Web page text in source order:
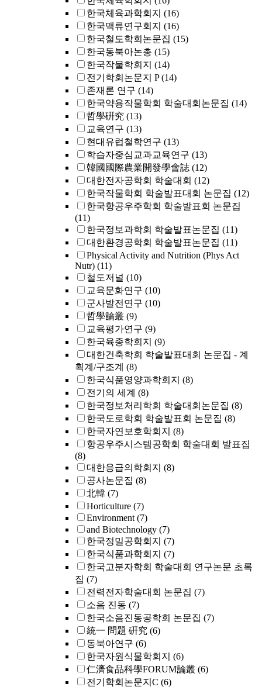
한국체육과학회지 (16)
한국맥류연구회지 (16)
한국철도학회논문집 (15)
한국동북아논총 (15)
한국작물학회지 (14)
전기학회논문지 P (14)
존재론 연구 (14)
한국약용작물학회 학술대회논문집 (14)
哲學硏究 (13)
교육연구 (13)
현대유럽철학연구 (13)
학습자중심교과교육연구 (13)
韓國國際農業開發學會誌 (12)
대한전자공학회 학술대회 (12)
한국작물학회 학술발표대회 논문집 (12)
한국항공우주학회 학술발표회 논문집
(11)
한국정보과학회 학술발표논문집 (11)
대한환경공학회 학술발표논문집 (11)
Physical Activity and Nutrition (Phys Act
Nutr) (11)
철도저널 (10)
교육문화연구 (10)
군사발전연구 (10)
哲學論叢 (9)
교육평가연구 (9)
한국육종학회지 (9)
대한건축학회 학술발표대회 논문집 - 계
획계/구조계 (8)
한국식품영양과학회지 (8)
전기의 세계 (8)
한국정보처리학회 학술대회논문집 (8)
한국도로학회 학술발표회 논문집 (8)
한국자연보호학회지 (8)
항공우주시스템공학회 학술대회 발표집
(8)
대한응급의학회지 (8)
공사논문집 (8)
北韓 (7)
Horticulture (7)
Environment (7)
and Biotechnology (7)
한국정밀공학회지 (7)
한국식품과학회지 (7)
한국고분자학회 학술대회 연구논문 초록
집 (7)
전력전자학술대회 논문집 (7)
소음 진동 (7)
한국소음진동공학회 논문집 (7)
統一 問題 硏究 (6)
동북아연구 (6)
한국자원식물학회지 (6)
仁濟食品科學FORUM論叢 (6)
전기학회논문지C (6)